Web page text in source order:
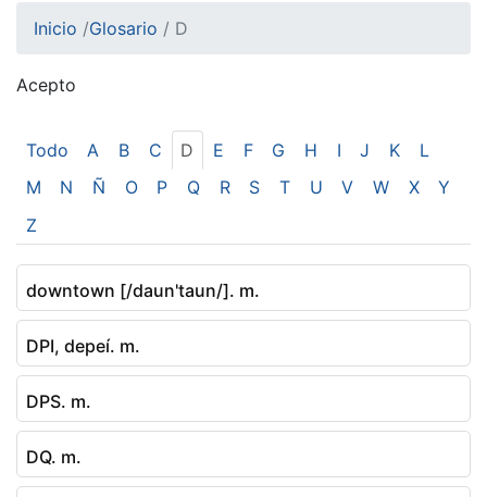
Inicio /Glosario / D
Acepto
Esto nos ayuda a recolectar estadísticas de las visitas.
Todo A B C D E F G H I J K
L
M
N Ñ O P Q R S T U V W X
Y
Z
downtown [/daun'taun/]. m.
DPI, depeí. m.
DPS. m.
DQ. m.